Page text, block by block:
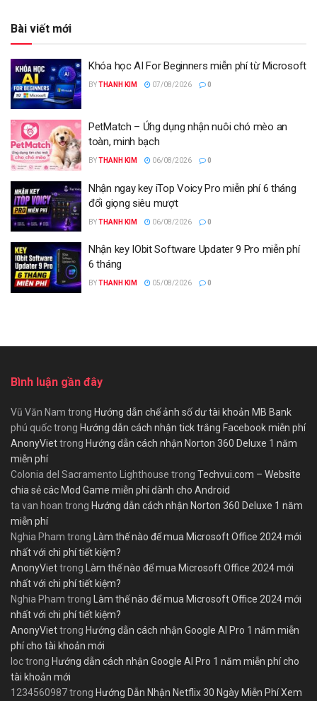
Bài viết mới
Khóa học AI For Beginners miễn phí từ Microsoft
BYTHANH KIM 07/08/2026 0
PetMatch – Ứng dụng nhận nuôi chó mèo an
toàn, minh bạch
BYTHANH KIM 06/08/2026 0
Nhận ngay key iTop Voicy Pro miễn phí 6 tháng
đổi giọng siêu mượt
BYTHANH KIM 06/08/2026 0
Nhận key IObit Software Updater 9 Pro miễn phí
6 tháng
BYTHANH KIM 05/08/2026 0
Bình luận gần đây
Vũ Văn Nam trong Hướng dẫn chế ảnh số dư tài khoản MB Bank
phú quốctrong Hướng dẫn cách nhận tick trắng Facebook miễn phí
AnonyViettrong Hướng dẫn cách nhận Norton 360 Deluxe 1 năm
miễn phí
Colonia del Sacramento Lighthouse trong Techvui.com – Website
chia sẻ các Mod Game miễn phí dành cho Android
ta van hoan trong Hướng dẫn cách nhận Norton 360 Deluxe 1 năm
miễn phí
Nghia Pham trong Làm thế nào để mua Microsoft Office 2024 mới
nhất với chi phí tiết kiệm?
AnonyViettrong Làm thế nào để mua Microsoft Office 2024 mới
nhất với chi phí tiết kiệm?
Nghia Pham trong Làm thế nào để mua Microsoft Office 2024 mới
nhất với chi phí tiết kiệm?
AnonyViettrong Hướng dẫn cách nhận Google AI Pro 1 năm miễn
phí cho tài khoản mới
loctrong Hướng dẫn cách nhận Google AI Pro 1 năm miễn phí cho
tài khoản mới
1234560987trong Hướng Dẫn Nhận Netflix 30 Ngày Miễn Phí Xem